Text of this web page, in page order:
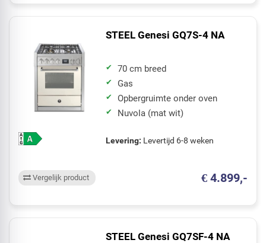
STEEL Genesi GQ7S-4 NA
70 cm breed
Gas
Opbergruimte onder oven
Nuvola (mat wit)
Levering: Levertijd 6-8 weken
€ 4.899,-
Vergelijk product
STEEL Genesi GQ7SF-4 NA